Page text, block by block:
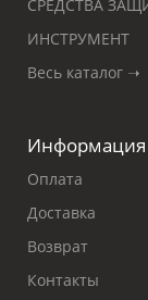
СРЕДСТВА
ИНСТРУМЕНТ
Весь каталог ➝
Информация
Оплата
Доставка
Возврат
Контакты